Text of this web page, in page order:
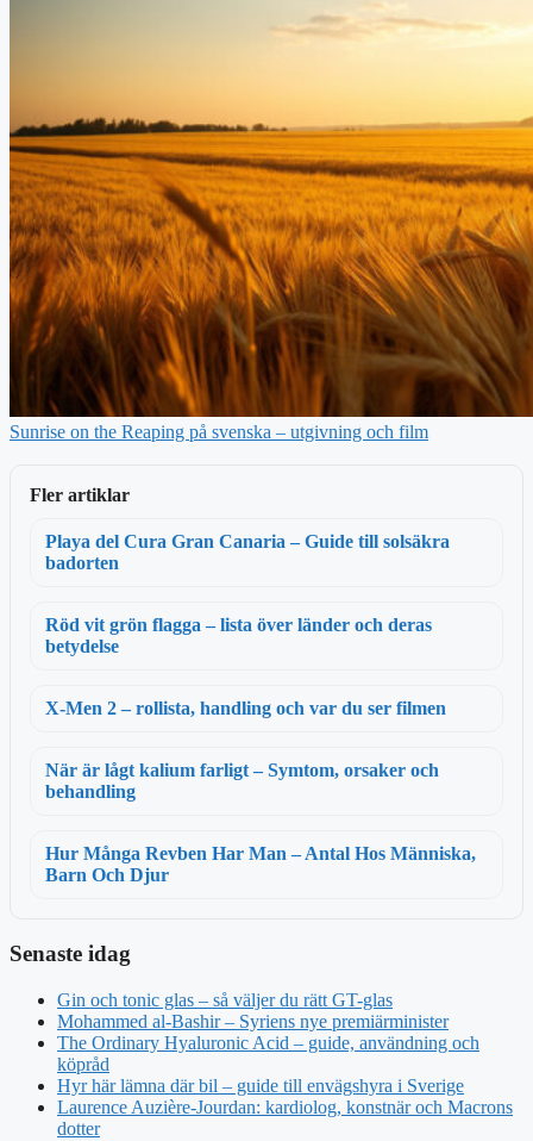
Sunrise on the Reaping på svenska – utgivning och film
Fler artiklar
Playa del Cura Gran Canaria – Guide till solsäkra
badorten
Röd vit grön flagga – lista över länder och deras
betydelse
X-Men 2 – rollista, handling och var du ser filmen
När är lågt kalium farligt – Symtom, orsaker och
behandling
Hur Många Revben Har Man – Antal Hos Människa,
Barn Och Djur
Senaste idag
Gin och tonic glas – så väljer du rätt GT-glas
Mohammed al-Bashir – Syriens nye premiärminister
The Ordinary Hyaluronic Acid – guide, användning och
köpråd
Hyr här lämna där bil – guide till envägshyra i Sverige
Laurence Auzière-Jourdan: kardiolog, konstnär och Macrons
dotter